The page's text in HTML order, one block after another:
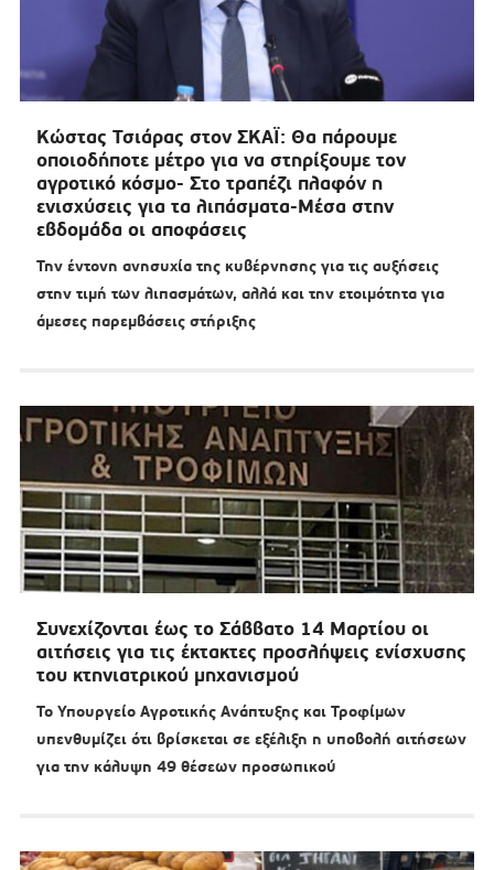
Κώστας Τσιάρας στον ΣΚΑΪ: Θα πάρουμε
οποιοδήποτε μέτρο για να στηρίξουμε τον
αγροτικό κόσμο- Στο τραπέζι πλαφόν η
ενισχύσεις για τα λιπάσματα-Μέσα στην
εβδομάδα οι αποφάσεις
Την έντονη ανησυχία της κυβέρνησης για τις αυξήσεις
στην τιμή των λιπασμάτων, αλλά και την ετοιμότητα για
άμεσες παρεμβάσεις στήριξης
Συνεχίζονται έως το Σάββατο 14 Μαρτίου οι
αιτήσεις για τις έκτακτες προσλήψεις ενίσχυσης
του κτηνιατρικού μηχανισμού
Το Υπουργείο Αγροτικής Ανάπτυξης και Τροφίμων
υπενθυμίζει ότι βρίσκεται σε εξέλιξη η υποβολή αιτήσεων
για την κάλυψη 49 θέσεων προσωπικού